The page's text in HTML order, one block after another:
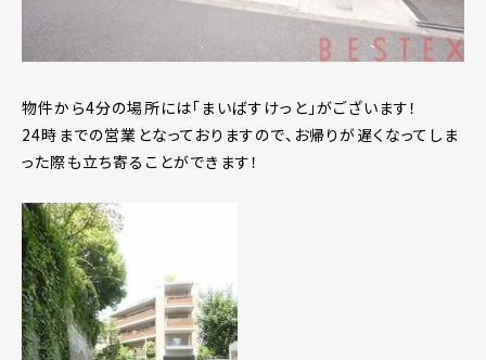
物件から4分の場所には「まいばすけっと」がございます！
24時までの営業となっておりますので、お帰りが遅くなってしま
った際も立ち寄ることができます！